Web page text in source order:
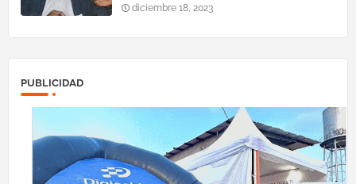
diciembre 18, 2023
PUBLICIDAD